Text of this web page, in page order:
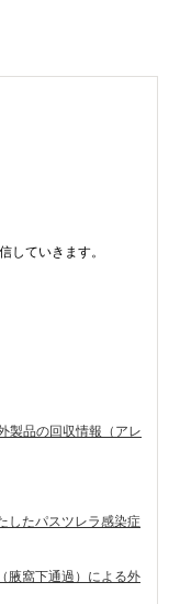
していきます。
製品の回収情報（アレ
したパスツレラ感染症
腋窩下通過）による外